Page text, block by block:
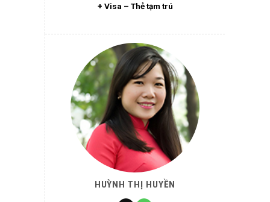
+ Visa – Thẻ tạm trú
HUỲNH THỊ HUYỀN